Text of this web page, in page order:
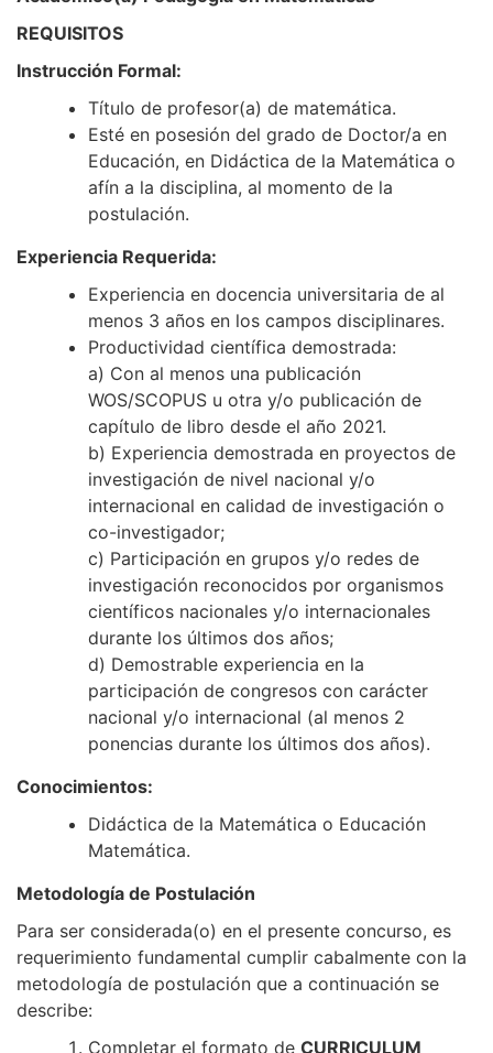
REQUISITOS
Instrucción Formal:
Título de profesor(a) de matemática.
Esté en posesión del grado de Doctor/a en
Educación, en Didáctica de la Matemática o
afín a la disciplina, al momento de la
postulación.
Experiencia Requerida:
Experiencia en docencia universitaria de al
menos 3 años en los campos disciplinares.
Productividad científica demostrada:
a) Con al menos una publicación
WOS/SCOPUS u otra y/o publicación de
capítulo de libro desde el año 2021.
b) Experiencia demostrada en proyectos de
investigación de nivel nacional y/o
internacional en calidad de investigación o
co-investigador;
c) Participación en grupos y/o redes de
investigación reconocidos por organismos
científicos nacionales y/o internacionales
durante los últimos dos años;
d) Demostrable experiencia en la
participación de congresos con carácter
nacional y/o internacional (al menos 2
ponencias durante los últimos dos años).
Conocimientos:
Didáctica de la Matemática o Educación
Matemática.
Metodología de Postulación
Para ser considerada(o) en el presente concurso, es
requerimiento fundamental cumplir cabalmente con la
metodología de postulación que a continuación se
describe:
Completar el formato de CURRICULUM